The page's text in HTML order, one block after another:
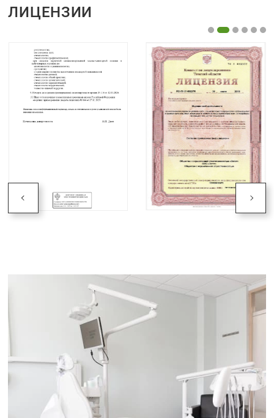
Почему нужно обратиться в стоматологию
«Эстет»?
Стоматология «Эстет» обладает всем
необходимым современным оборудованием для
проведения хирургических операций на самом
высоком уровне любой сложности.
Врачи-хирурги клиники обладают высокой
квалификацией, применяют в своей работе
современные методики, позволяющие проводить
любые манипуляции максимально
безболезненно для пациентов.
Стоматология «Эстет» ждет вас для
консультаций!
ЛИЦЕНЗИИ